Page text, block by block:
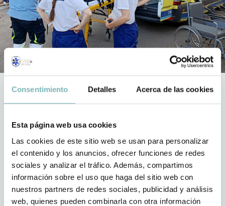
Consentimiento Detalles Acerca de las cookies
Esta página web usa cookies
Las cookies de este sitio web se usan para personalizar
el contenido y los anuncios, ofrecer funciones de redes
sociales y analizar el tráfico. Además, compartimos
información sobre el uso que haga del sitio web con
nuestros partners de redes sociales, publicidad y análisis
web, quienes pueden combinarla con otra información
Otros servicios sanitarios privados que te
pueden interesar
¿Buscas cobertura sanitaria privada de toda confianza para